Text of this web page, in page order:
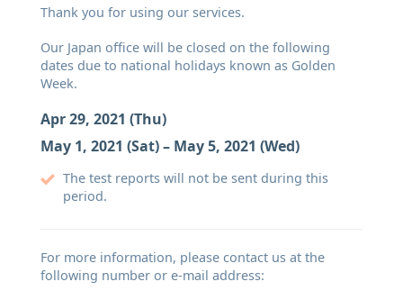
Thank you for using our services.
Our Japan office will be closed on the following
dates due to national holidays known as Golden
Week.
Apr 29, 2021 (Thu)
May 1, 2021 (Sat) – May 5, 2021 (Wed)
The test reports will not be sent during this
period.
For more information, please contact us at the
following number or e-mail address: